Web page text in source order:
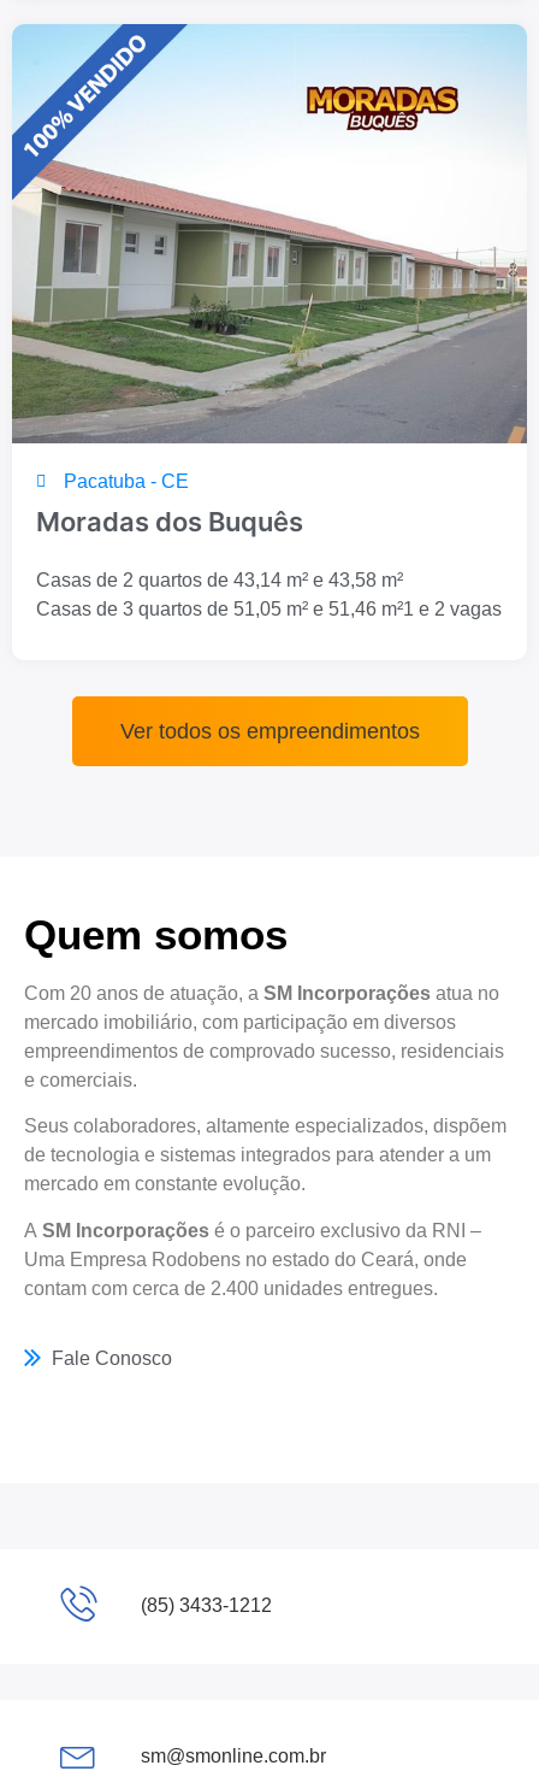
Pacatuba - CE
Moradas dos Buquês
Casas de 2 quartos de 43,14 m² e 43,58 m²
Casas de 3 quartos de 51,05 m² e 51,46 m²1 e 2 vagas
Ver todos os empreendimentos
Quem somos
Com 20 anos de atuação, a SM Incorporações atua no
mercado imobiliário, com participação em diversos
empreendimentos de comprovado sucesso, residenciais
e comerciais.
Seus colaboradores, altamente especializados, dispõem
de tecnologia e sistemas integrados para atender a um
mercado em constante evolução.
A SM Incorporações é o parceiro exclusivo da RNI –
Uma Empresa Rodobens no estado do Ceará, onde
contam com cerca de 2.400 unidades entregues.
Fale Conosco
(85) 3433-1212
sm@smonline.com.br